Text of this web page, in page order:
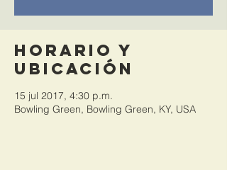
Horario y
ubicación
15 jul 2017, 4:30 p.m.
Bowling Green, Bowling Green, KY, USA